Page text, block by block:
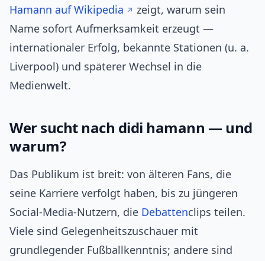
Hamann auf Wikipedia
zeigt, warum sein
Name sofort Aufmerksamkeit erzeugt —
internationaler Erfolg, bekannte Stationen (u. a.
Liverpool) und späterer Wechsel in die
Medienwelt.
Wer sucht nach didi hamann — und
warum?
Das Publikum ist breit: von älteren Fans, die
seine Karriere verfolgt haben, bis zu jüngeren
Social-Media-Nutzern, die Debattenclips teilen.
Viele sind Gelegenheitszuschauer mit
grundlegender Fußballkenntnis; andere sind